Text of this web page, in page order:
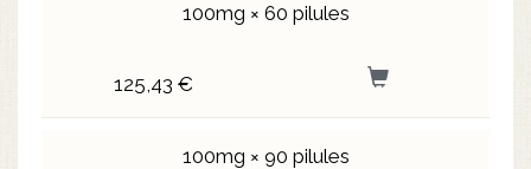
100mg × 60 pilules
125,43 €
100mg × 90 pilules